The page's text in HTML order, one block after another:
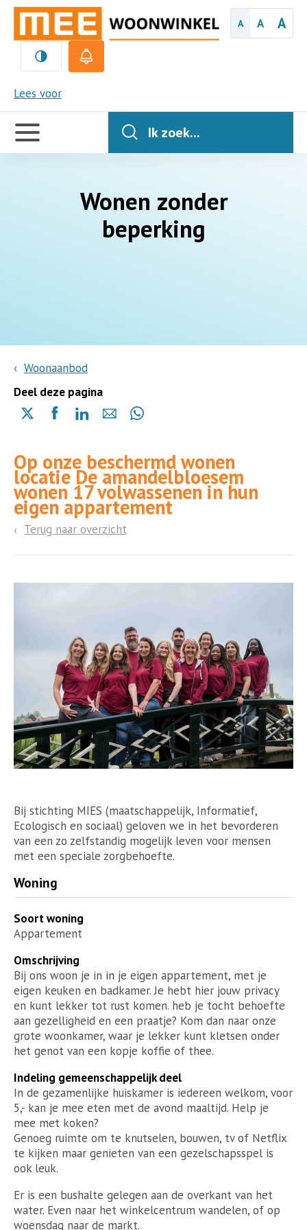
A A A
Lees voor
MEE
Handige
links
Ik zoek...
Wonen zonder
beperking
Woonaanbod
Deel deze pagina
Delen
(opent
in
een
nieuwe
pagina)
Delen
(opent
in
een
nieuwe
pagina)
Delen
(opent
in
een
nieuwe
pagina)
Delen
mail
Delen
(opent
in
een
nieuwe
Op onze beschermd wonen
locatie De amandelbloesem
wonen 17 volwassenen in hun
eigen appartement
Terug naar overzicht
Bij stichting MIES (maatschappelijk, Informatief,
Ecologisch en sociaal) geloven we in het bevorderen
van een zo zelfstandig mogelijk leven voor mensen
met een speciale zorgbehoefte.
Woning
Soort woning
Appartement
Omschrijving
Bij ons woon je in in je eigen appartement, met je
eigen keuken en badkamer. Je hebt hier jouw privacy
en kunt lekker tot rust komen. heb je tocht behoefte
aan gezelligheid en een praatje? Kom dan naar onze
grote woonkamer, waar je lekker kunt kletsen onder
het genot van een kopje koffie of thee.
Indeling gemeenschappelijk deel
In de gezamenlijke huiskamer is iedereen welkom, voor
5,- kan je mee eten met de avond maaltijd. Help je
mee met koken?
Genoeg ruimte om te knutselen, bouwen, tv of Netflix
te kijken maar genieten van een gezelschapsspel is
ook leuk.
Er is een bushalte gelegen aan de overkant van het
water. Even naar het winkelcentrum wandelen, of op
woensdag naar de markt.